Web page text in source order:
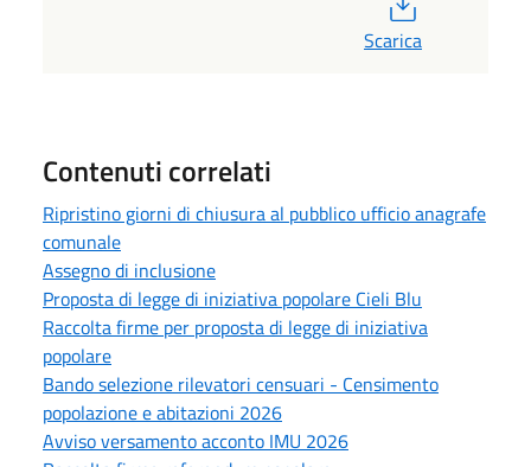
Scarica
Contenuti correlati
Ripristino giorni di chiusura al pubblico ufficio anagrafe
comunale
Assegno di inclusione
Proposta di legge di iniziativa popolare Cieli Blu
Raccolta firme per proposta di legge di iniziativa
popolare
Bando selezione rilevatori censuari - Censimento
popolazione e abitazioni 2026
Avviso versamento acconto IMU 2026